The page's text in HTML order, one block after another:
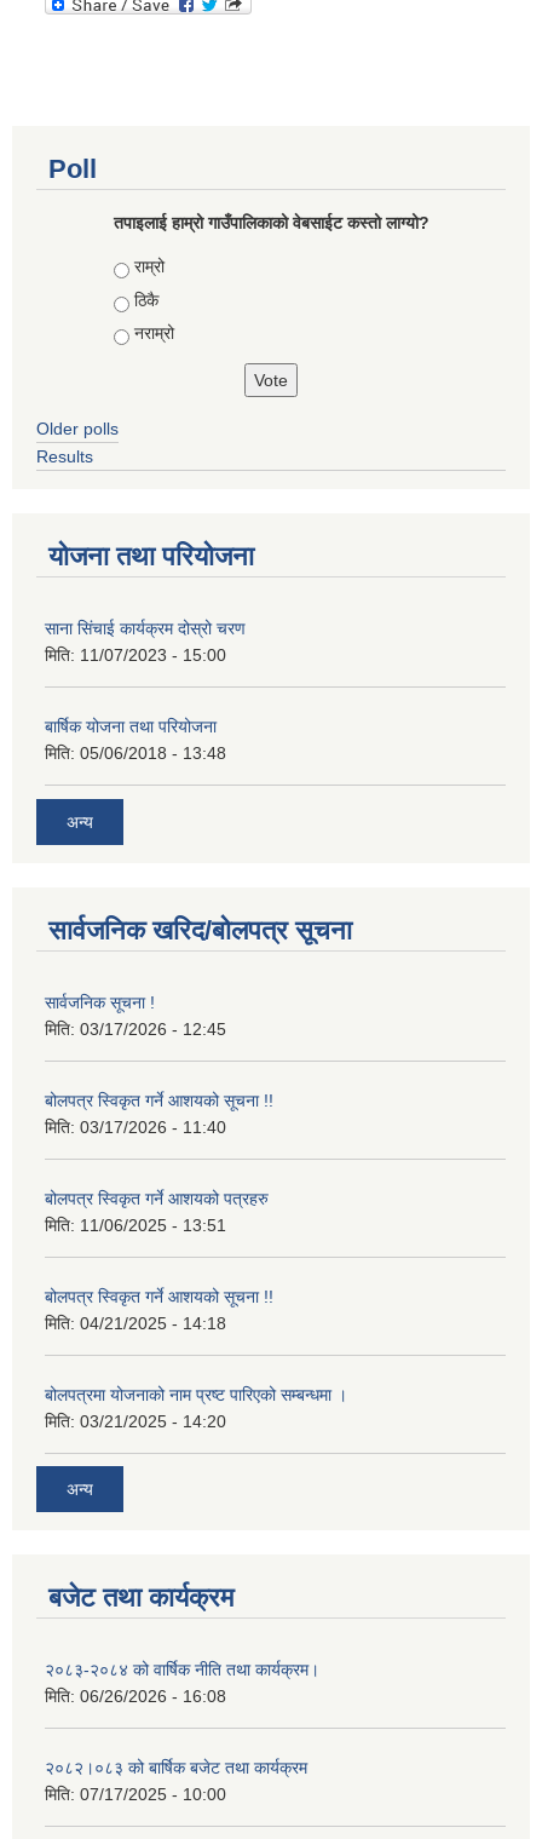
Poll
तपाइलाई हाम्रो गाउँपालिकाको वेबसाईट कस्तो लाग्यो?
Choices
राम्रो
ठिकै
नराम्रो
Older polls
Results
योजना तथा परियोजना
साना सिंचाई कार्यक्रम दोस्रो चरण
मिति: 11/07/2023 - 15:00
बार्षिक योजना तथा परियोजना
मिति: 05/06/2018 - 13:48
अन्य
सार्वजनिक खरिद/बोलपत्र सूचना
सार्वजनिक सूचना !
मिति: 03/17/2026 - 12:45
बोलपत्र स्विकृत गर्ने आशयको सूचना !!
मिति: 03/17/2026 - 11:40
बोलपत्र स्विकृत गर्ने आशयको पत्रहरु
मिति: 11/06/2025 - 13:51
बोलपत्र स्विकृत गर्ने आशयको सूचना !!
मिति: 04/21/2025 - 14:18
बोलपत्रमा योजनाको नाम प्रष्ट पारिएको सम्बन्धमा ।
मिति: 03/21/2025 - 14:20
अन्य
बजेट तथा कार्यक्रम
२०८३-२०८४ को वार्षिक नीति तथा कार्यक्रम।
मिति: 06/26/2026 - 16:08
२०८२।०८३ को बार्षिक बजेट तथा कार्यक्रम
मिति: 07/17/2025 - 10:00